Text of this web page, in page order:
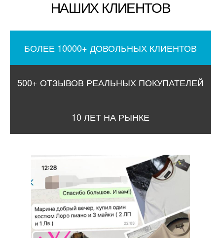
НАШИХ КЛИЕНТОВ
БОЛЕЕ 10000+ ДОВОЛЬНЫХ КЛИЕНТОВ
500+ ОТЗЫВОВ РЕАЛЬНЫХ ПОКУПАТЕЛЕЙ
10 ЛЕТ НА РЫНКЕ